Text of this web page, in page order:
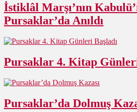
İstiklâl Marşı’nın
Pursaklar’da Anıldı
Pursaklar 4. Kitap
Pursaklar’da Dolmuş